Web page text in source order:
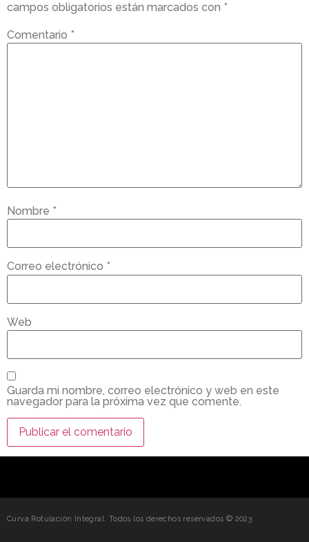
campos obligatorios están marcados con *
Comentario *
Nombre *
Correo electrónico *
Web
Guarda mi nombre, correo electrónico y web en este
navegador para la próxima vez que comente.
Curva Rotulación Integral. Todos los derechos reservados © 2023